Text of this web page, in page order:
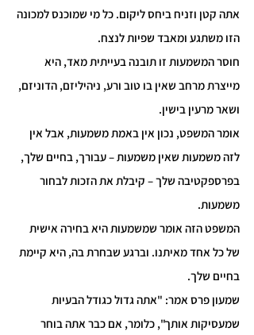
אתה קטן וזניח ביחס ליקום. כל מי שמוכנס למכונה
הזו משתגע ומאבד שפיות לנצח.
חוסר המשמעות זו תובנה בעייתית מאד, היא
מייצרת מרחב שאין בו טוב ורע, ניהיליזם, הדוניזם,
ושאר מרעין בישין.
אומר המשפט, נכון אין באמת משמעות, אבל אין
לזה משמעות שאין משמעות – עבורך, בחיים שלך,
בפרספקטיבה שלך – קיבלת את הזכות לבחור
משמעות.
המשפט הזה אומר שמשמעות היא בחירה אישית
של כל אחד מאיתנו. וברגע שבחרת בה, היא קיימת
בחיים שלך.
שמעון פרס אמר: "אתה גדול כגודל הבעיות
שמעסיקות אותך", כלומר, אם כבר אתה בוחר